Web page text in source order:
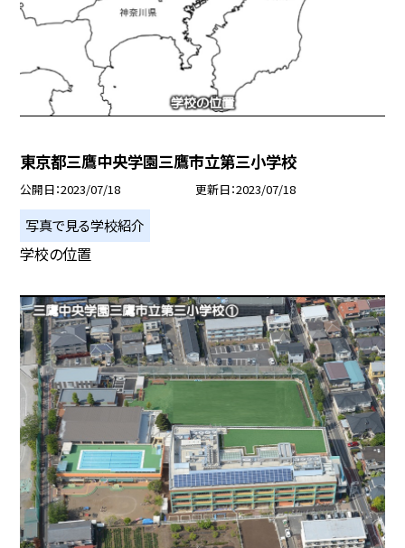
東京都三鷹中央学園三鷹市立第三小学校
公開日 2023/07/18 更新日 2023/07/18
写真で見る学校紹介
学校の位置